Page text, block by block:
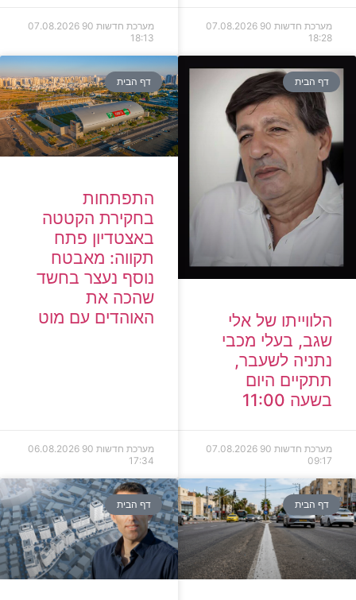
מערכת חדשות 90
07.08.2026
18:28
מערכת חדשות 90
07.08.2026
18:13
דף הבית
הלווייתו של אלי
שגב, בעלי מכבי
נתניה לשעבר,
תתקיים היום
בשעה 11:00
מערכת חדשות 90
07.08.2026
09:17
דף הבית
התפתחות
בחקירת הקטטה
באצטדיון פתח
תקווה: מאבטח
נוסף נעצר בחשד
שהכה את
האוהדים עם מוט
מערכת חדשות 90
06.08.2026
17:34
דף הבית דף הבית